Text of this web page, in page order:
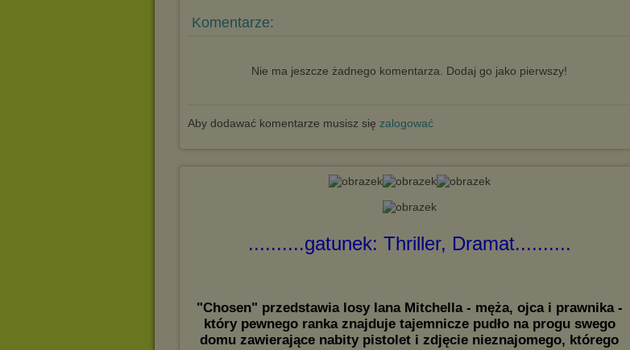
Komentarze:
Nie ma jeszcze żadnego komentarza. Dodaj go jako pierwszy!
Aby dodawać komentarze musisz się zalogować
..........gatunek: Thriller, Dramat..........
"Chosen" przedstawia losy Iana Mitchella - męża, ojca i prawnika -
który pewnego ranka znajduje tajemnicze pudło na progu swego
domu zawierające nabity pistolet i zdjęcie nieznajomego, którego